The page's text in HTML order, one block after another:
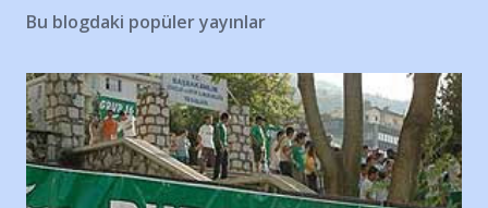
Bu blogdaki popüler yayınlar